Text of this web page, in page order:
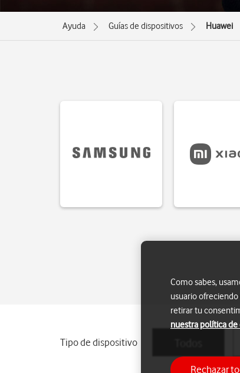
Ayuda Guías de dispositivos Huawei
Tipo de dispositivo
Como sabes,
usuario
retirar tu
nuestra política de
Rechazar